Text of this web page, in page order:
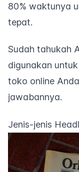
80% waktunya
tepat.
Sudah tahukah
digunakan
toko online
jawabannya.
Jenis-jenis